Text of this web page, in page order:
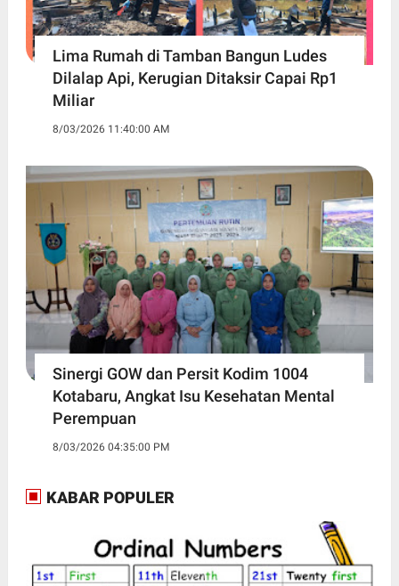
Lima Rumah di Tamban Bangun Ludes
Dilalap Api, Kerugian Ditaksir Capai Rp1
Miliar
8/03/2026 11:40:00 AM
Sinergi GOW dan Persit Kodim 1004
Kotabaru, Angkat Isu Kesehatan Mental
Perempuan
8/03/2026 04:35:00 PM
KABAR POPULER